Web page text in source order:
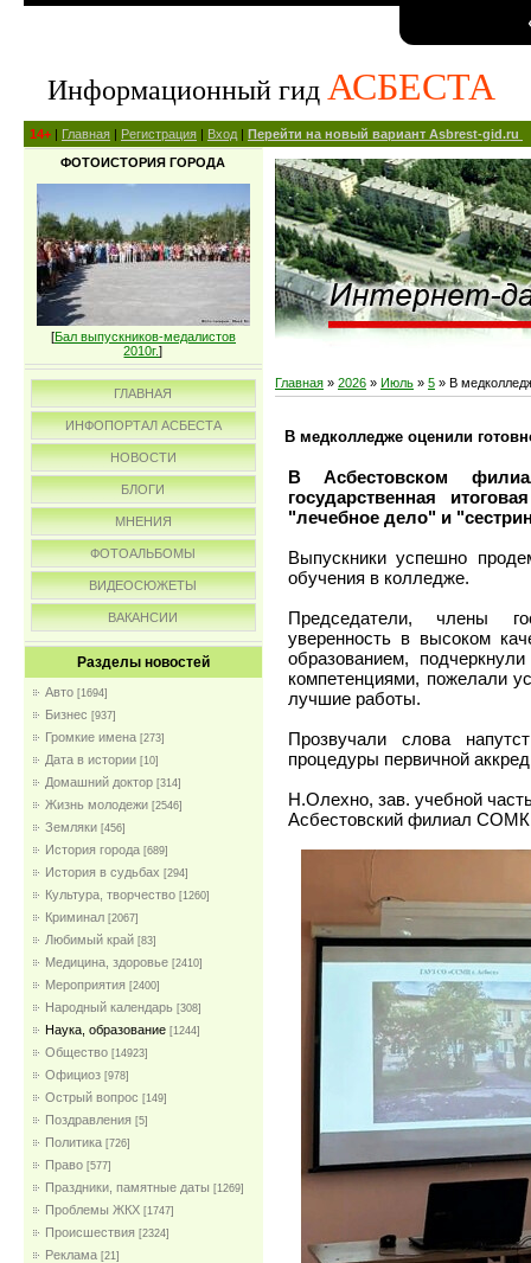
Информационный гид АСБЕСТА
14+ | Главная | Регистрация | Вход | Перейти на новый вариант Asbrest-gid.ru
ФОТОИСТОРИЯ ГОРОДА
[Бал выпускников-медалистов
2010г.]
ГЛАВНАЯ
ИНФОПОРТАЛ АСБЕСТА
НОВОСТИ
БЛОГИ
МНЕНИЯ
ФОТОАЛЬБОМЫ
ВИДЕОСЮЖЕТЫ
ВАКАНСИИ
Разделы новостей
Авто [1694]
Бизнес [937]
Громкие имена [273]
Дата в истории [10]
Домашний доктор [314]
Жизнь молодежи [2546]
Земляки [456]
История города [689]
История в судьбах [294]
Культура, творчество [1260]
Криминал [2067]
Любимый край [83]
Медицина, здоровье [2410]
Мероприятия [2400]
Народный календарь [308]
Наука, образование [1244]
Общество [14923]
Официоз [978]
Острый вопрос [149]
Поздравления [5]
Политика [726]
Право [577]
Праздники, памятные даты [1269]
Проблемы ЖКХ [1747]
Проиcшествия [2324]
Реклама [21]
Главная » 2026 » Июль » 5 » В
В медколледже оценили
В Асбестовском
государственная
"лечебное дело" и
Выпускники успешно
обучения в колледже.
Председатели, члены
уверенность в высоком
образованием,
компетенциями, пожелали
лучшие работы.
Прозвучали слова
процедуры первичной
Н.Олехно, зав. учебной
Асбестовский филиал СОМК